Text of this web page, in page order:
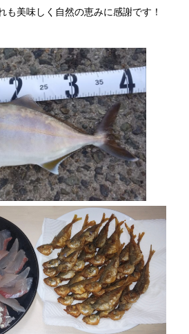
も美味しく自然の恵みに感謝です！